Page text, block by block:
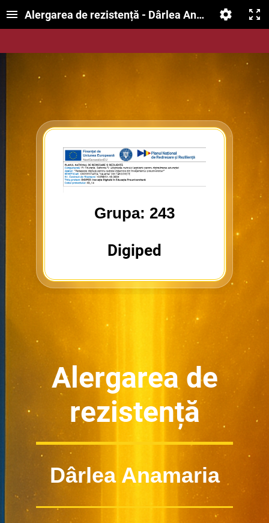
Alergarea de rezistență - Dârlea Anamaria
Grupa: 243
Digiped
Alergarea de
rezistență
Dârlea Anamaria